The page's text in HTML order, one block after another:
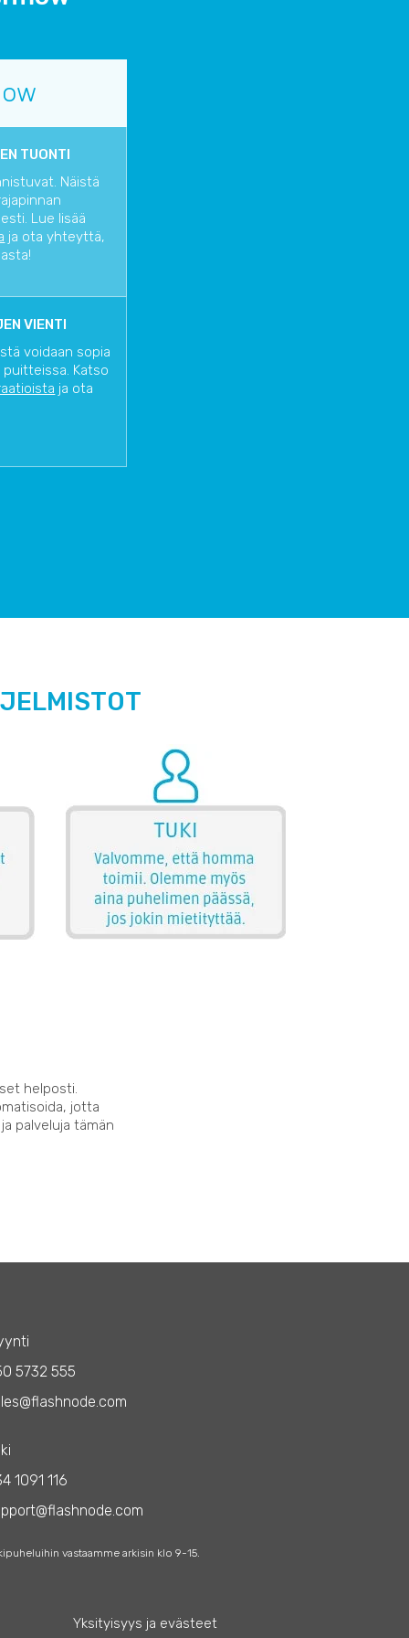
TUONTI
Näistä
Lue lisää
ja ota yhteyttä,
VIENTI
voidaan sopia
Katso
ja ota
helposti.
jotta
palveluja tämän
5732 555
1091 116
vastaamme arkisin klo 9-15.
Yksityisyys ja evästeet